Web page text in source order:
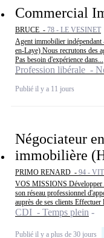
Commercial
BRUCE - 78 - LE VESINET
Agent immobilier
en-Laye) Nous recrutons des
Pas besoin d'expérience dans...
Profession libérale -
Publié il y a 11 jours
Négociateur
immobilière
PRIMO RENARD - 94 -
VOS MISSIONS Développer
son réseau professionnel
auprès de ses clients Effectuer
CDI - Temps plein
Publié il y a plus de 30 jours